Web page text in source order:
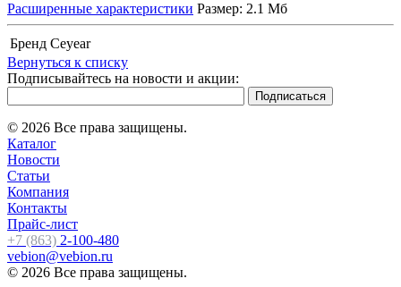
Расширенные характеристики Размер: 2.1 Мб
Бренд Ceyear
Вернуться к списку
Подписывайтесь на новости и акции:
© 2026 Все права защищены.
Каталог
Новости
Статьи
Компания
Контакты
Прайс-лист
+7 (863) 2-100-480
vebion@vebion.ru
© 2026 Все права защищены.